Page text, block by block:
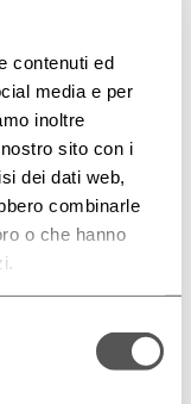
contenuti ed
media e per
inoltre
sito con i
dei dati web,
combinarle
o che hanno